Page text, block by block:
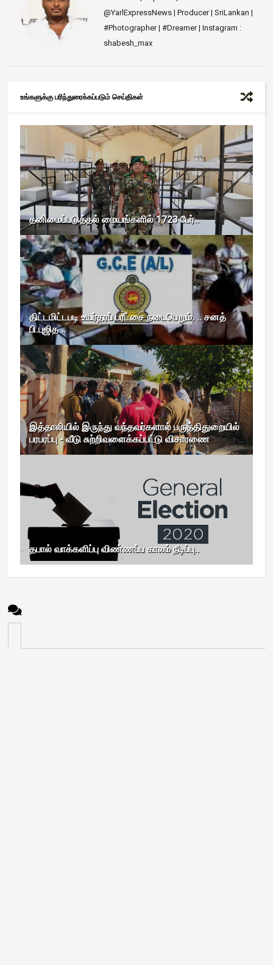
@YarlExpressNews | Producer | SriLankan |
#Photographer | #Dreamer | Instagram :
shabesh_max
உங்களுக்கு பரிந்துரைக்கப்படும் செய்திகள்
தனிமைப்படுத்தல் மையங்களில் 1723 பேர்..
திட்டமிட்டபடி உயர்தரப் பரீட்சை நடைபெறும். .. சனத்
பி.புஜித ..
இத்தாலியில் இருந்து வந்தவர்களால் பருத்திதுறையில்
பரபரப்பு - வீடு சுற்றிவளைக்கப்பட்டு விசாரணை
தபால் வாக்களிப்பு விண்ணப்ப காலம் நீடிப்பு..